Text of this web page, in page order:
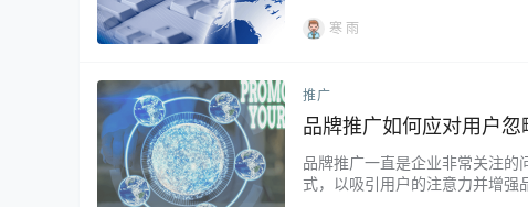
寒 雨
推广
品牌推广如何应对用户忽
品牌推广一直是企业非常关注的
式，以吸引用户的注意力并增强